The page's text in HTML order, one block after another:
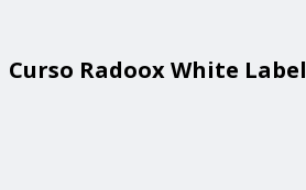
Curso Radoox White Label